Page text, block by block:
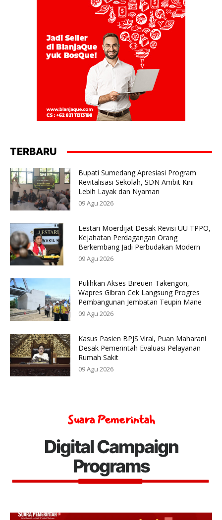
TERBARU
Bupati Sumedang Apresiasi Program
Revitalisasi Sekolah, SDN Ambit Kini
Lebih Layak dan Nyaman
09 Agu 2026
Lestari Moerdijat Desak Revisi UU TPPO,
Kejahatan Perdagangan Orang
Berkembang Jadi Perbudakan Modern
09 Agu 2026
Pulihkan Akses Bireuen-Takengon,
Wapres Gibran Cek Langsung Progres
Pembangunan Jembatan Teupin Mane
09 Agu 2026
Kasus Pasien BPJS Viral, Puan Maharani
Desak Pemerintah Evaluasi Pelayanan
Rumah Sakit
09 Agu 2026
Suara Pemerintah
Digital Campaign
Programs